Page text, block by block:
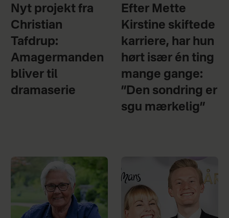
Nyt projekt fra
Christian
Tafdrup:
Amagermanden
bliver til
dramaserie
Efter Mette
Kirstine skiftede
karriere, har hun
hørt især én ting
mange gange:
”Den sondring er
sgu mærkelig”